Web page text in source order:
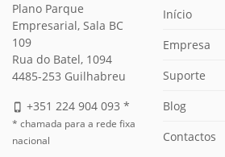
Plano Parque
Empresarial, Sala BC
109
Rua do Batel, 1094
4485-253 Guilhabreu
phone_iphone +351 224 904 093 *
* chamada para a rede fixa
nacional
Início
Empresa
Suporte
Blog
Contactos